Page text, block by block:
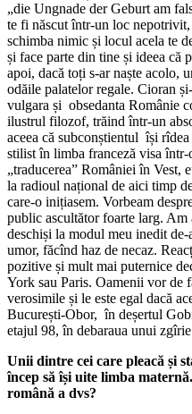
„die Ungnade der Geburt am
te fi născut într-un loc
schimba nimic și locul acela te
și face parte din tine și ideea că
apoi, dacă toți s-ar naște acolo,
odăile palatelor regale. Cioran
vulgara și obsedanta Românie
ilustrul filozof, trăind într-un
aceea că subconștientul își
stilist în limba franceză visa într-
„traducerea” României în Vest,
la radioul național de aici timp
care-o inițiasem. Vorbeam
public ascultător foarte larg.
deschiși la modul meu inedit
umor, făcînd haz de necaz.
pozitive și mult mai puternice
York sau Paris. Oamenii vor de
verosimile și le este egal dacă
București-Obor, în deșertul
etajul 98, în debaraua unui
Unii dintre cei care pleacă și
încep să își uite limba
română a dvs?